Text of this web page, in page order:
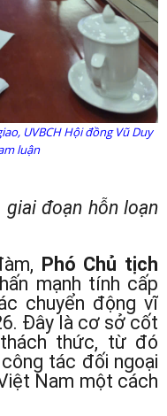
UVBCH Hội đồng Vũ Duy
luận
đoạn hỗn loạn
Phó Chủ tịch
mạnh tính cấp
chuyển động vĩ
Đây là cơ sở cốt
thức, từ đó
tác đối ngoại
Nam một cách